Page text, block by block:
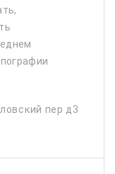
пер д3